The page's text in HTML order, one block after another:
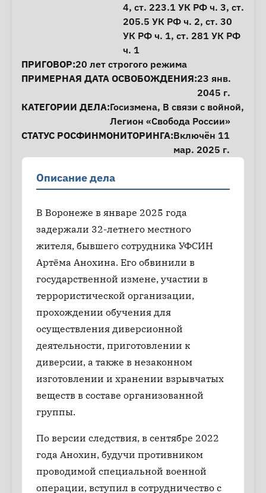
4, ст. 223.1 УК РФ ч. 3, ст.
205.5 УК РФ ч. 2, ст. 30
УК РФ ч. 1, ст. 281 УК РФ
ч. 1
ПРИГОВОР:20 лет строгого режима
ПРИМЕРНАЯ ДАТА ОСВОБОЖДЕНИЯ:23 янв.
2045 г.
КАТЕГОРИИ ДЕЛА:Госизмена, В связи с войной,
Легион «Свобода России»
СТАТУС РОСФИНМОНИТОРИНГА:Включён 11
мар. 2025 г.
Описание дела
В Воронеже в январе 2025 года
задержали 32-летнего местного
жителя, бывшего сотрудника УФСИН
Артёма Анохина. Его обвинили в
государственной измене, участии в
террористической организации,
прохождении обучения для
осуществления диверсионной
деятельности, приготовлении к
диверсии, а также в незаконном
изготовлении и хранении взрывчатых
веществ в составе организованной
группы.
По версии следствия, в сентябре 2022
года Анохин, будучи противником
проводимой специальной военной
операции, вступил в сотрудничество с